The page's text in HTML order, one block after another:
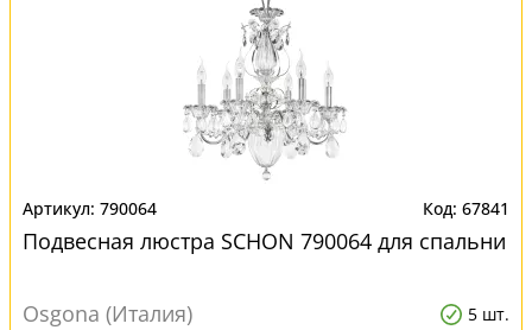
790064 67841
Подвесная люстра SCHON 790064 для спальни
Osgona (Италия) 5 шт.